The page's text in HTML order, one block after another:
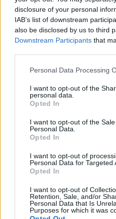
disclosure of your personal
IAB’s list of downstream
also be disclosed by us to third
Downstream Participants that
Personal Data Processing
I want to opt-out of the
personal data.
Opted In
I want to opt-out of the
Personal Data.
Opted In
I want to opt-out of
Personal Data for Targeted
Opted In
I want to opt-out of
Retention, Sale, and/or
Personal Data that Is
Purposes for which it was
Zaczęłam znowu
jestem 2 tygodnie po okresie ,dziś
tabletkę czy dzień ma
pierwszą
Forum: Ginekologia -
Wypadanie
Cześć, Odstawiłam
miesiace temu, cykle
hormony sa prawidłowe.
zwiększone wypadanie
skory glowy przy
odstawieniu antykoncepcji ustabilizowało
zmniejszyło wypadanie
takie
Ginekologia -
POWIĄZANE